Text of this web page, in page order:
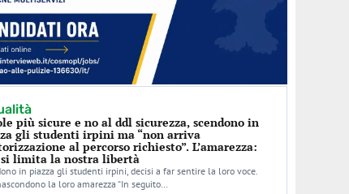
più sicure e no al ddl sicurezza, scendono in
gli studenti irpini ma “non arriva
al percorso richiesto”. L’amarezza:
si limita la nostra libertà
in piazza gli studenti irpini, decisi a far sentire la loro voce.
la loro amarezza “In seguito…